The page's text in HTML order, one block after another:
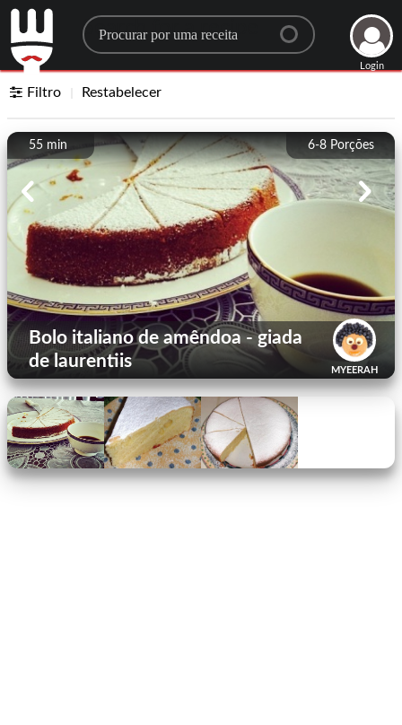
Search for a recipe
Login
Filtro Restabelecer
6-8 Porções
55 min
MYEERAH
Bolo italiano de amêndoa - giada
de laurentiis